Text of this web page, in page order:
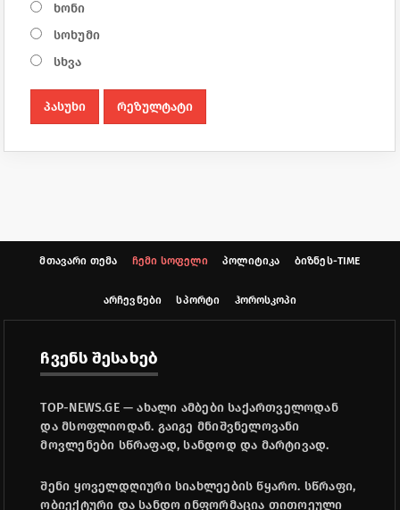
ხონი
სოხუმი
სხვა
პასუხი რეზულტატი
მთავარი თემა ჩემი სოფელი პოლიტიკა ბიზნეს-TIME
არჩევნები სპორტი ჰოროსკოპი
ჩვენს შესახებ
TOP-NEWS.GE — ახალი ამბები საქართველოდან
და მსოფლიოდან. გაიგე მნიშვნელოვანი
მოვლენები სწრაფად, სანდოდ და მარტივად.
შენი ყოველდღიური სიახლეების წყარო. სწრაფი,
ობიექტური და სანდო ინფორმაცია თითოეული